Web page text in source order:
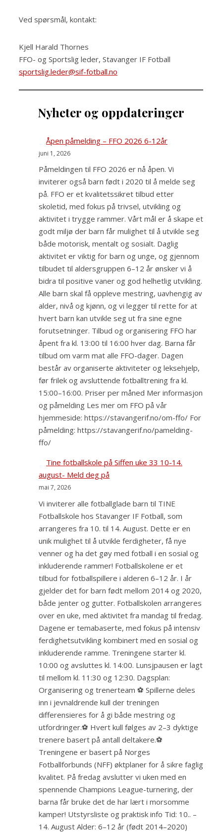
Ved spørsmål, kontakt:
Kjell Harald Thornes
FFO- og Sportslig leder, Stavanger IF Fotball
sportslig.leder@sif-fotball.no
Nyheter og oppdateringer
Åpen påmelding – FFO 2026 6-12år
juni 1, 2026
Påmeldingen til FFO 2026 er nå åpen. Vi
inviterer også barn født i 2020 til å melde seg
på. FFO er et kvalitetssikret tilbud etter
skoletid, med fokus på trivsel, utvikling og
aktivitet i trygge rammer. Vårt mål er å skape et
godt miljø der barn får mulighet til å utvikle seg
både motorisk, mentalt og sosialt. Daglig
aktivitet er viktig for barn og unge, og gjennom
tilbudet til aldersgruppen 6–12 år ønsker vi å
bidra til positive vaner og god helhetlig utvikling.
Alle barn skal få oppleve mestring, uavhengig av
alder, nivå og kjønn, og vi legger til rette for at
hvert barn kan utvikle seg ut fra sine egne
forutsetninger. Tilbud og organisering FFO har
åpent fra kl. 13:00 til 16:00 hver dag. Barna får
tilbud om varm mat alle FFO-dager. Dagen
består av organiserte aktiviteter og leksehjelp,
før frilek og avsluttende fotballtrening fra kl.
15:00–16:00. Priser per måned Mer informasjon
og påmelding Les mer om FFO på vår
hjemmeside: https://stavangerif.no/om-ffo/ For
påmelding: https://stavangerif.no/pamelding-
ffo/
Tine fotballskole på Siffen uke 33 10-14.
august- Meld deg på
mai 7, 2026
Vi inviterer alle fotballglade barn til TINE
Fotballskole hos Stavanger IF Fotball, som
arrangeres fra 10. til 14. August. Dette er en
unik mulighet til å utvikle ferdigheter, få nye
venner og ha det gøy med fotball i en sosial og
inkluderende rammer! Fotballskolene er et
tilbud for fotballspillere i alderen 6–12 år. I år
gjelder det for barn født mellom 2014 og 2020,
både jenter og gutter. Fotballskolen arrangeres
over en uke, med aktivitet fra mandag til fredag.
Dagene er temabaserte, med fokus på intensiv
ferdighetsutvikling kombinert med en sosial og
inkluderende ramme. Treningene starter kl.
10:00 og avsluttes kl. 14:00. Lunsjpausen er lagt
til mellom kl. 11:30 og 12:30. Dagsplan:
Organisering og trenerteam ⚽ Spillerne deles
inn i jevnaldrende kull der treningen
differensieres for å gi både mestring og
utfordringer.⚽ Hvert kull følges av 2–3 dyktige
trenere basert på antall deltakere.⚽
Treningene er basert på Norges
Fotballforbunds (NFF) øktplaner for å sikre faglig
kvalitet. På fredag avslutter vi uken med en
spennende Champions League-turnering, der
barna får bruke det de har lært i morsomme
kamper! Utstyrsliste og praktisk info Tid: 10.. –
14. August Alder: 6–12 år (født 2014–2020)